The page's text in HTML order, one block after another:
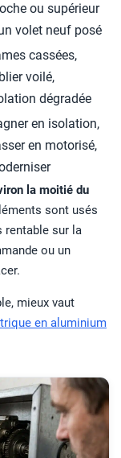
ou supérieur
volet neuf posé
cassées,
voilé,
dégradée
en isolation,
en motorisé,
la moitié du
sont usés
rentable sur la
ou un
mieux vaut
en aluminium